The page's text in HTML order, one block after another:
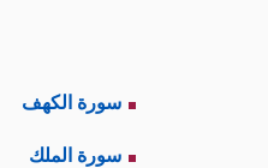
سورة الكهف
سورة الملك